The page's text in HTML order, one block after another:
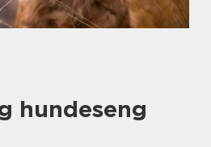
hundeseng